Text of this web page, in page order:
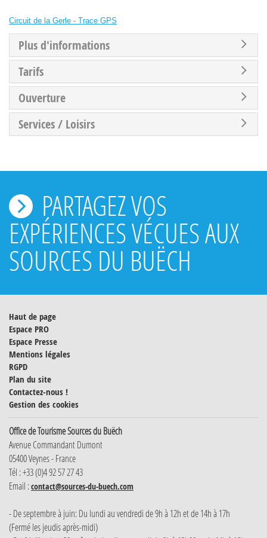
Circuit de la Gerle - Trace GPS
Plus d'informations
Tarifs
Ouverture
Services / Loisirs
PARTAGEZ VOS
EXPÉRIENCES VÉCUES AUX
SOURCES DU BUËCH
Haut de page
Espace PRO
Espace Presse
Mentions légales
RGPD
Plan du site
Contactez-nous !
Gestion des cookies
Office de Tourisme Sources du Buëch
Avenue Commandant Dumont
05400 Veynes - France
Tél : +33 (0)4 92 57 27 43
Email :contact@sources-du-buech.com
- De septembre à juin: Du lundi au vendredi de 9h à 12h et de 14h à 17h
(Fermé les jeudis après-midi)